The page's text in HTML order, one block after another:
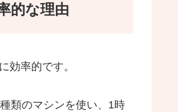
的な理由
効率的です。
類のマシンを使い、1時